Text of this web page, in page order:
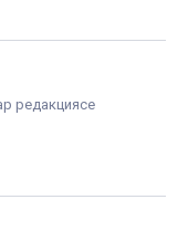
редакциясе